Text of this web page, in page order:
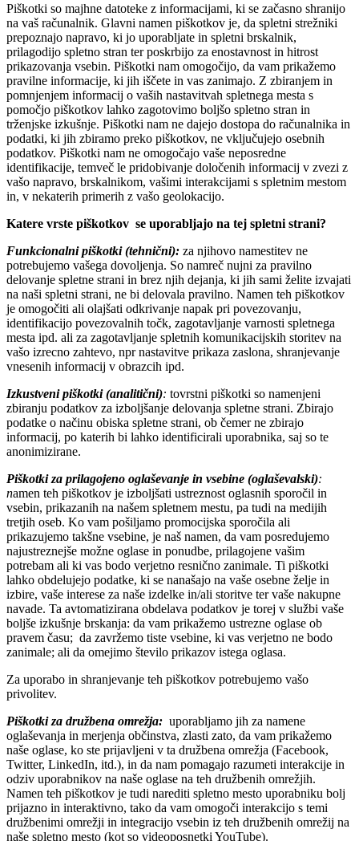
Piškotki so majhne datoteke z informacijami, ki se začasno shranijo
na vaš računalnik. Glavni namen piškotkov je, da spletni strežniki
prepoznajo napravo, ki jo uporabljate in spletni brskalnik,
prilagodijo spletno stran ter poskrbijo za enostavnost in hitrost
prikazovanja vsebin. Piškotki nam omogočijo, da vam prikažemo
pravilne informacije, ki jih iščete in vas zanimajo. Z zbiranjem in
pomnjenjem informacij o vaših nastavitvah spletnega mesta s
pomočjo piškotkov lahko zagotovimo boljšo spletno stran in
trženjske izkušnje. Piškotki nam ne dajejo dostopa do računalnika in
podatki, ki jih zbiramo preko piškotkov, ne vključujejo osebnih
podatkov. Piškotki nam ne omogočajo vaše neposredne
identifikacije, temveč le pridobivanje določenih informacij v zvezi z
vašo napravo, brskalnikom, vašimi interakcijami s spletnim mestom
in, v nekaterih primerih z vašo geolokacijo.
Katere vrste piškotkov se uporabljajo na tej spletni strani?
Funkcionalni piškotki (tehnični): za njihovo namestitev ne
potrebujemo vašega dovoljenja. So namreč nujni za pravilno
delovanje spletne strani in brez njih dejanja, ki jih sami želite izvajati
na naši spletni strani, ne bi delovala pravilno. Namen teh piškotkov
je omogočiti ali olajšati odkrivanje napak pri povezovanju,
identifikacijo povezovalnih točk, zagotavljanje varnosti spletnega
mesta ipd. ali za zagotavljanje spletnih komunikacijskih storitev na
vašo izrecno zahtevo, npr nastavitve prikaza zaslona, shranjevanje
vnesenih informacij v obrazcih ipd.
Izkustveni piškotki (analitični): tovrstni piškotki so namenjeni
zbiranju podatkov za izboljšanje delovanja spletne strani. Zbirajo
podatke o načinu obiska spletne strani, ob čemer ne zbirajo
informacij, po katerih bi lahko identificirali uporabnika, saj so te
anonimizirane.
Piškotki za prilagojeno oglaševanje in vsebine (oglaševalski):
namen teh piškotkov je izboljšati ustreznost oglasnih sporočil in
vsebin, prikazanih na našem spletnem mestu, pa tudi na medijih
tretjih oseb. Ko vam pošiljamo promocijska sporočila ali
prikazujemo takšne vsebine, je naš namen, da vam posredujemo
najustreznejše možne oglase in ponudbe, prilagojene vašim
potrebam ali ki vas bodo verjetno resnično zanimale. Ti piškotki
lahko obdelujejo podatke, ki se nanašajo na vaše osebne želje in
izbire, vaše interese za naše izdelke in/ali storitve ter vaše nakupne
navade. Ta avtomatizirana obdelava podatkov je torej v službi vaše
boljše izkušnje brskanja: da vam prikažemo ustrezne oglase ob
pravem času; da zavržemo tiste vsebine, ki vas verjetno ne bodo
zanimale; ali da omejimo število prikazov istega oglasa.
Za uporabo in shranjevanje teh piškotkov potrebujemo vašo
privolitev.
Piškotki za družbena omrežja: uporabljamo jih za namene
oglaševanja in merjenja občinstva, zlasti zato, da vam prikažemo
naše oglase, ko ste prijavljeni v ta družbena omrežja (Facebook,
Twitter, LinkedIn, itd.), in da nam pomagajo razumeti interakcije in
odziv uporabnikov na naše oglase na teh družbenih omrežjih.
Namen teh piškotkov je tudi narediti spletno mesto uporabniku bolj
prijazno in interaktivno, tako da vam omogoči interakcijo s temi
družbenimi omrežji in integracijo vsebin iz teh družbenih omrežij na
naše spletno mesto (kot so videoposnetki YouTube).